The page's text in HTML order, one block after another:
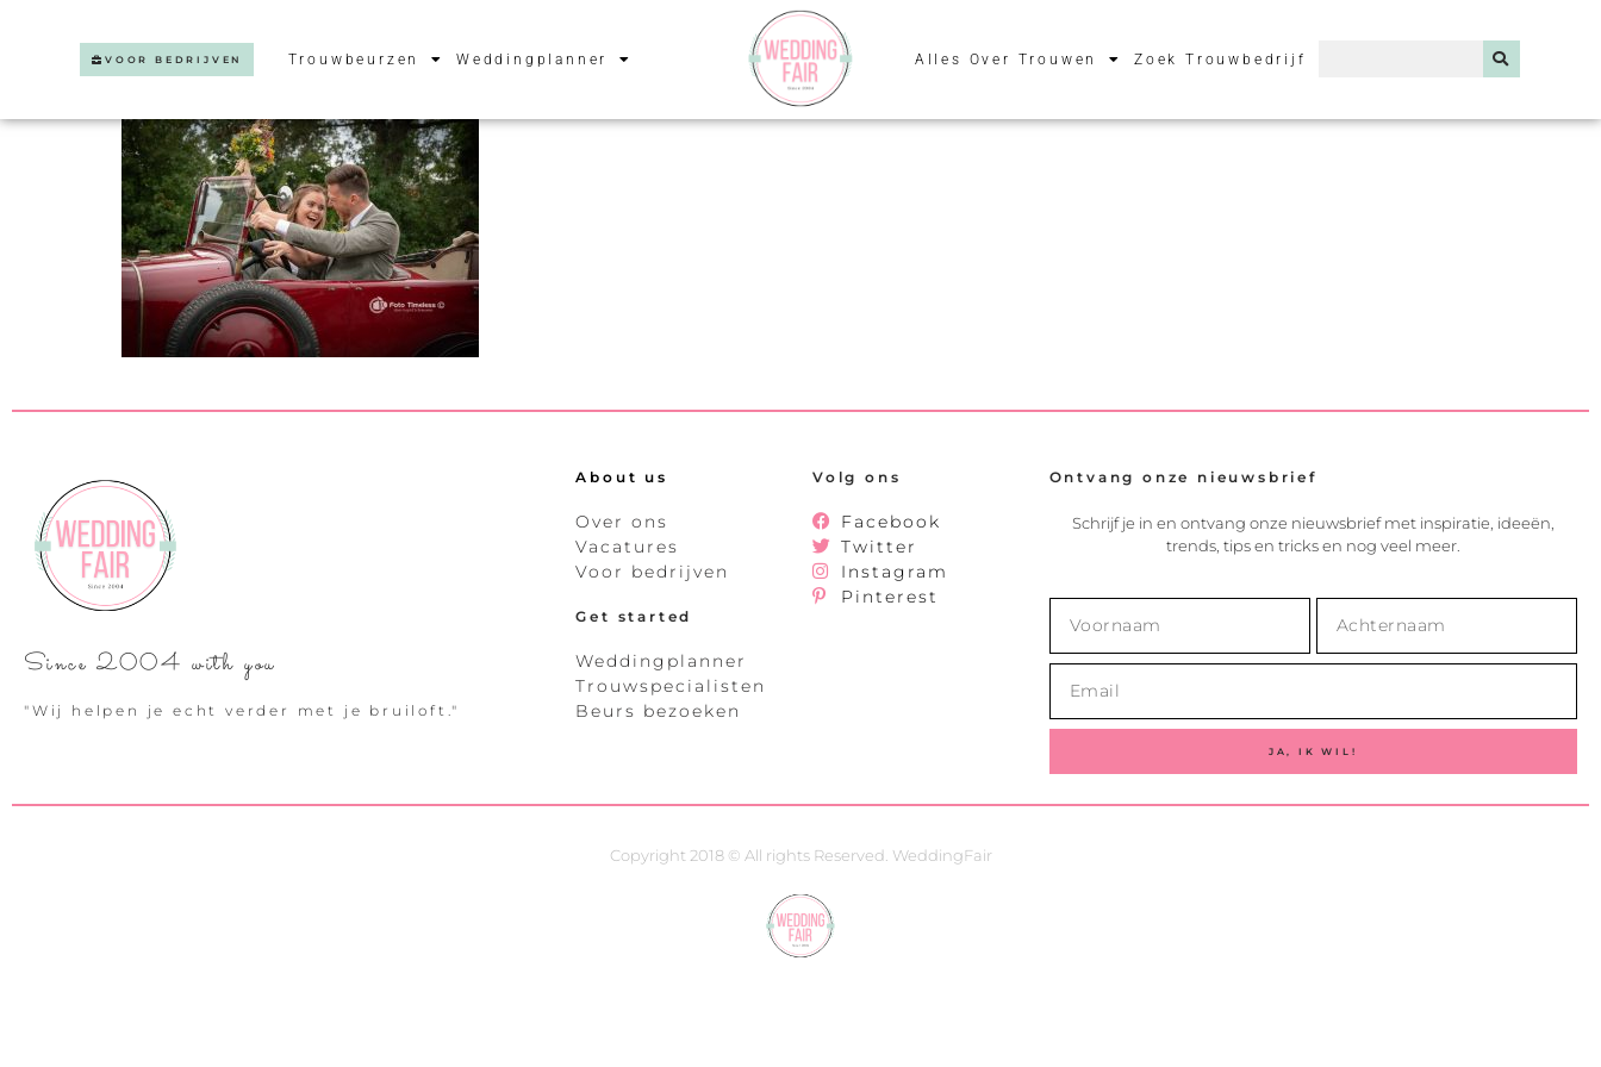
VOOR BEDRIJVEN Trouwbeurzen Weddingplanner Alles Over Trouwen Zoek Trouwbedrijf
Since 2004 with you
"Wij helpen je echt verder met je bruiloft."
About us
Over ons
Vacatures
Voor bedrijven
Get started
Weddingplanner
Trouwspecialisten
Beurs bezoeken
Volg ons
Facebook
Twitter
Instagram
Pinterest
Ontvang onze nieuwsbrief
Schrijf je in en ontvang onze nieuwsbrief met inspiratie, ideeën,
trends, tips en tricks en nog veel meer.
JA, IK WIL!
Copyright 2018 © All rights Reserved. WeddingFair